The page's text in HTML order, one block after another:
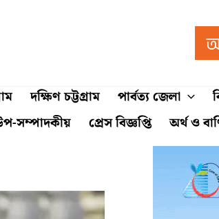
দক্ষিণ চট্টগ্রাম পার্বত্য জেলা
সম্পাদকীয় প্রেস বিজ্ঞপ্তি অর্থ ও